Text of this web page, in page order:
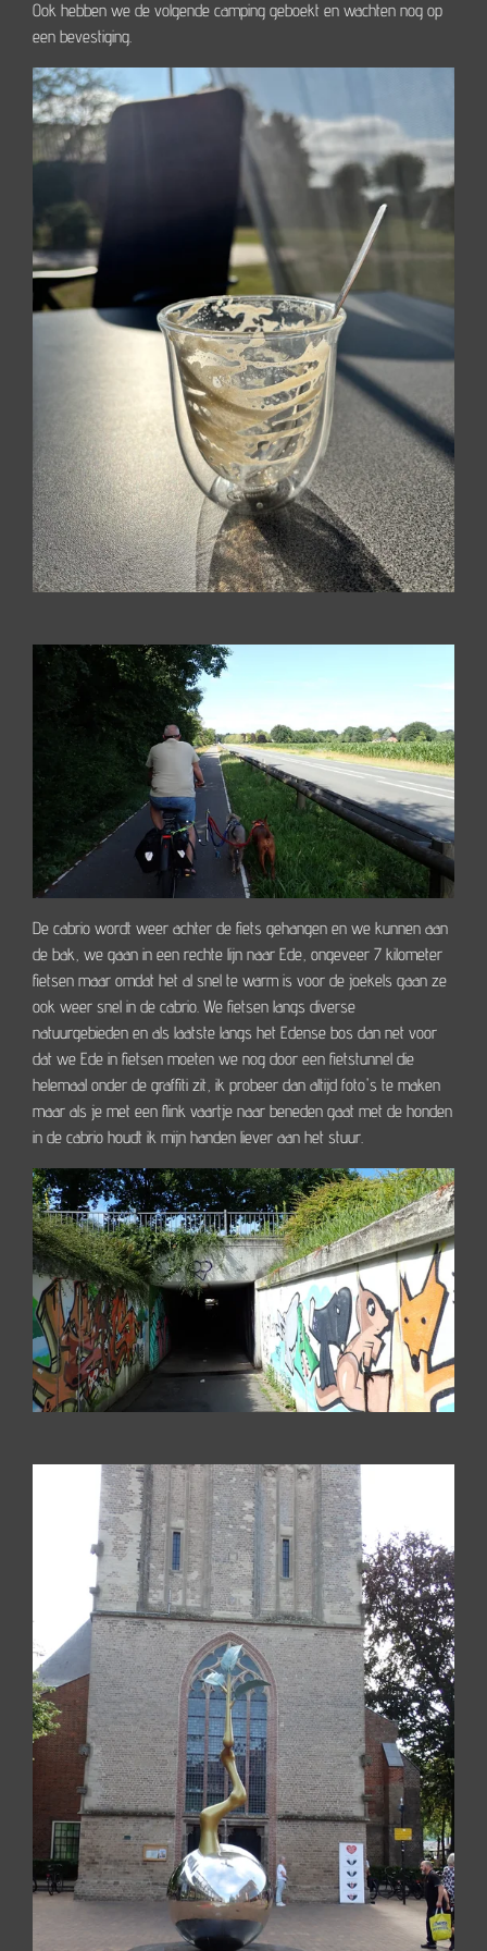
Ook hebben we de volgende camping geboekt en wachten nog op
een bevestiging.
De cabrio wordt weer achter de fiets gehangen en we kunnen aan
de bak, we gaan in een rechte lijn naar Ede, ongeveer 7 kilometer
fietsen maar omdat het al snel te warm is voor de joekels gaan ze
ook weer snel in de cabrio. We fietsen langs diverse
natuurgebieden en als laatste langs het Edense bos dan net voor
dat we Ede in fietsen moeten we nog door een fietstunnel die
helemaal onder de graffiti zit, ik probeer dan altijd foto's te maken
maar als je met een flink vaartje naar beneden gaat met de honden
in de cabrio houdt ik mijn handen liever aan het stuur.